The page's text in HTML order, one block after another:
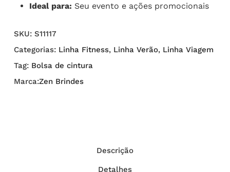
Ideal para: Seu evento e ações promocionais
SKU: S11117
Categorias: Linha Fitness, Linha Verão, Linha Viagem
Tag: Bolsa de cintura
Marca:Zen Brindes
Descrição
Detalhes